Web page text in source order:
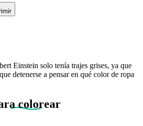
Einstein solo tenía trajes grises, ya que
detenerse a pensar en qué color de ropa
colorear